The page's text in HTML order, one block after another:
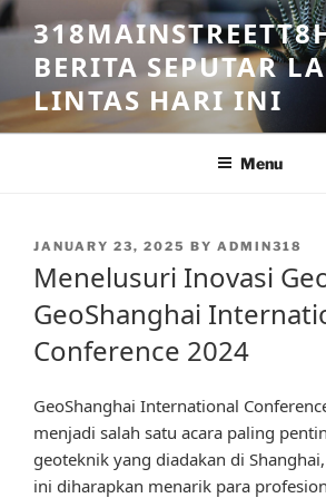
Skip
to
contentBERITA SEPUTAR
LINTAS HARI INI
Menu
POSTED
JANUARY 23, 2025 BY ADMIN318
Menelusuri Inovasi
GeoShanghai
Conference 2024
GeoShanghai International
menjadi salah satu acara paling
geoteknik yang diadakan di
ini diharapkan menarik para